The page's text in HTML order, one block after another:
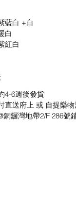
藍白 +白
白
紅白
4-6週後發貨
直送府上 或 自提樂
銅鑼灣地帶2/F 286號